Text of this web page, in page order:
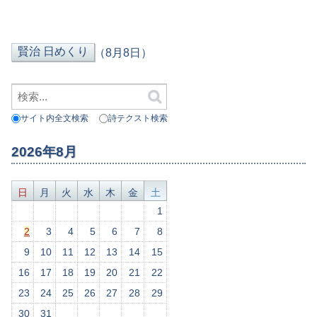
（8月8日）
サイト内全文検索 詩テクスト検索
2026年8月
日 月 火 水 木 金
土
1
2
3 4 5 6 7
8
9
10 11 12 13 14
15
16
17 18 19 20 21
22
23
24 25 26 27 28
29
30
31